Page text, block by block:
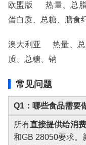
欧盟版 热量、总脂
蛋白质、总糖、膳食
澳大利亚 热量、总
质、总糖、钠
常见问题
Q1：哪些食品需要
所有直接提供给消
和GB 28050要求。